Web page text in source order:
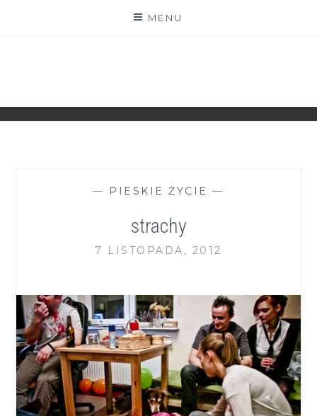
MENU
— PIESKIE ŻYCIE —
strachy
7 LISTOPADA, 2012